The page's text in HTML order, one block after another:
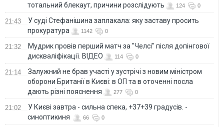
тотальний блекаут, причини розслідують
124 0
21:43
У суді Стефанішина заплакала: яку заставу просить
прокуратура
1142 0
21:32
Мудрик провів перший матч за "Челсі" після допінгової
дискваліфікації. ВІДЕО
114 0
21:14
Залужний не брав участі у зустрічі з новим міністром
оборони Британії в Києві: в ОП та в оточенні посла
дають різні пояснення
277 0
21:02
У Києві завтра - сильна спека, +37+39 градусів. -
синоптикиня
66 0